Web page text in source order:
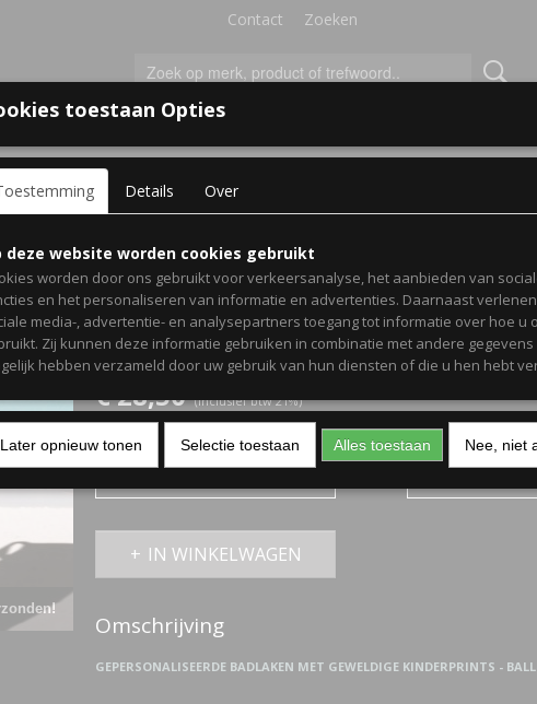
Contact Zoeken
VOOR KINDEREN
en poncho's voor kinderen > Gepersonaliseerde badlaken met
Gepersonaliseerde
geweldige kinderprints -
bruin
€ 28,50 (inclusief btw 21%)
Naam Aantal
IN WINKELWAGEN
Omschrijving
GEPERSONALISEERDE BADLAKEN MET GEWELDIGE KINDERPRINTS -
toestaan Opties
Details Over
deze website worden cookies gebruikt
worden door ons gebruikt voor verkeersanalyse, het aanbieden van
en het personaliseren van informatie en advertenties. Daarnaast
media-, advertentie- en analysepartners toegang tot informatie over hoe u
Zij kunnen deze informatie gebruiken in combinatie met andere gegevens
hebben verzameld door uw gebruik van hun diensten of die u hen hebt
Later opnieuw tonen Selectie toestaan Alles toestaan Nee, niet